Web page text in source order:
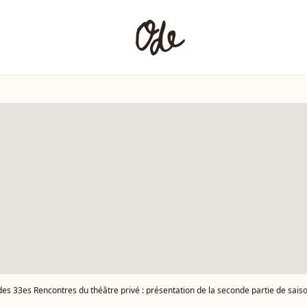
Rencontres du théâtre privé : présentation de la seconde partie de saison 2016-2017 pendant une